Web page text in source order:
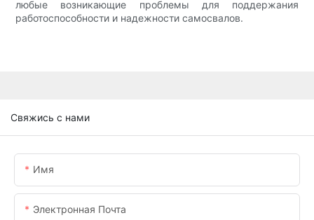
любые возникающие проблемы для поддержания
работоспособности и надежности самосвалов.
Свяжись с нами
Имя
Электронная Почта